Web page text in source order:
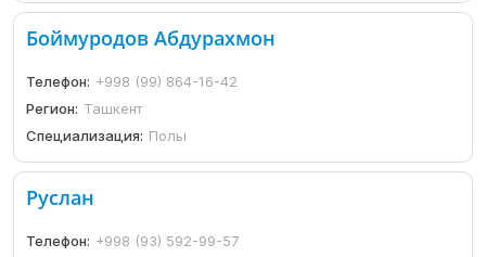
Боймуродов Абдурахмон
Телефон: +998 (99) 864-16-42
Регион: Ташкент
Специализация: Полы
Руслан
Телефон: +998 (93) 592-99-57